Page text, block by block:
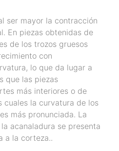
ser mayor la contracción
En piezas obtenidas de
de los trozos gruesos
con
lo que da lugar a
que las piezas
más interiores o de
cuales la curvatura de los
más pronunciada. La
acanaladura se presenta
a la corteza..